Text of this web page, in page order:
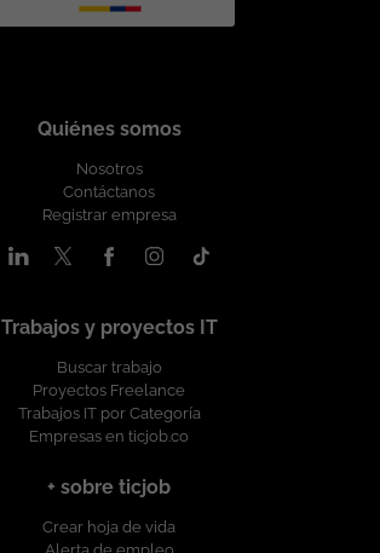
Quiénes somos
Nosotros
Contáctanos
Registrar empresa
Trabajos y proyectos IT
Buscar trabajo
Proyectos Freelance
Trabajos IT por Categoría
Empresas en ticjob.co
+ sobre ticjob
Crear hoja de vida